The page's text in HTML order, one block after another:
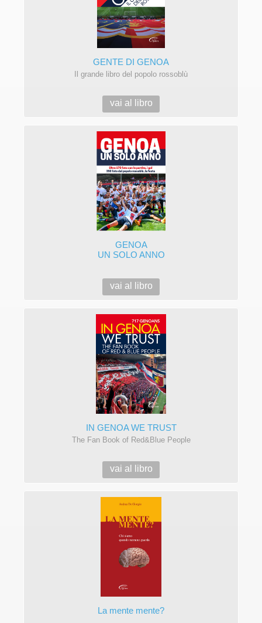
GENTE DI GENOA
Il grande libro del popolo rossoblù
vai al libro
GENOA
UN SOLO ANNO
vai al libro
IN GENOA WE TRUST
The Fan Book of Red&Blue People
vai al libro
La mente mente?